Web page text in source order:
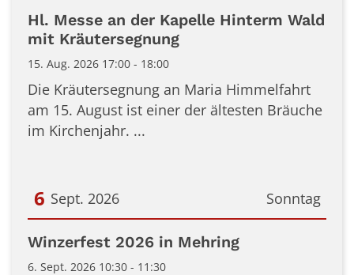
Datum: 15. August 2026
Hl. Messe an der Kapelle Hinterm Wald
mit Kräutersegnung
15. Aug. 2026 17:00 - 18:00
Die Kräutersegnung an Maria Himmelfahrt
am 15. August ist einer der ältesten Bräuche
im Kirchenjahr. ...
Sonntag
6 Sept. 2026
Datum: 6. September 2026
Winzerfest 2026 in Mehring
6. Sept. 2026 10:30 - 11:30